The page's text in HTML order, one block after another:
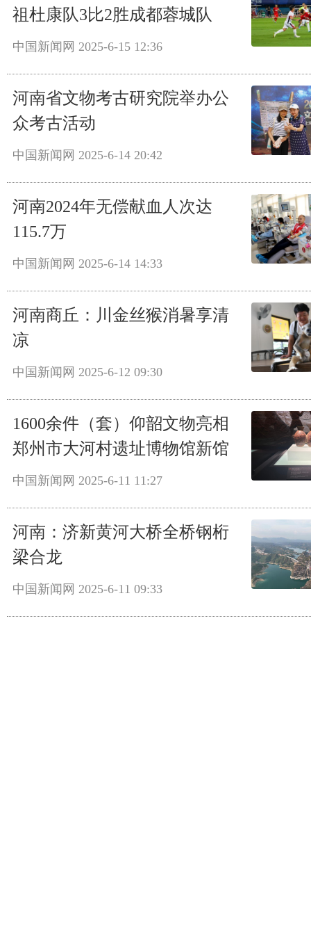
祖杜康队3比2胜成都蓉城队
中国新闻网 2025-6-15 12:36
河南省文物考古研究院举办公
众考古活动
中国新闻网 2025-6-14 20:42
河南2024年无偿献血人次达
115.7万
中国新闻网 2025-6-14 14:33
河南商丘：川金丝猴消暑享清
凉
中国新闻网 2025-6-12 09:30
1600余件（套）仰韶文物亮相
郑州市大河村遗址博物馆新馆
中国新闻网 2025-6-11 11:27
河南：济新黄河大桥全桥钢桁
梁合龙
中国新闻网 2025-6-11 09:33